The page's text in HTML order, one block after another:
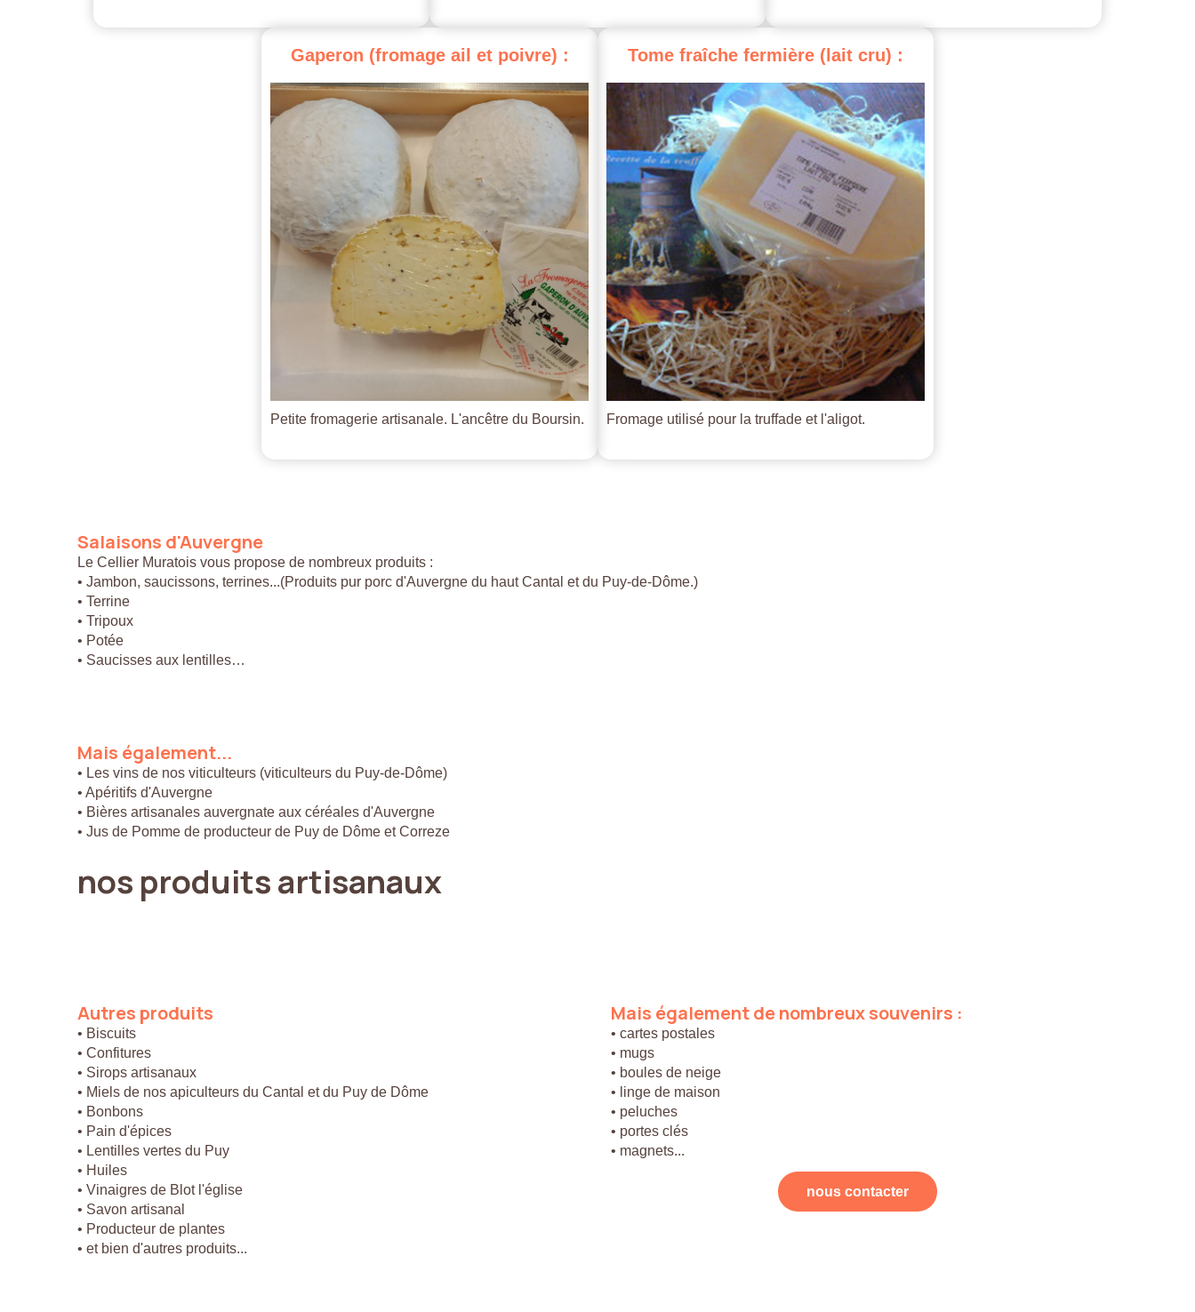
Gaperon (fromage ail et poivre) :
Petite fromagerie artisanale. L'ancêtre du Boursin.
Tome fraîche fermière (lait cru) :
Fromage utilisé pour la truffade et l'aligot.
Salaisons d'Auvergne
Le Cellier Muratois vous propose de nombreux produits :
• Jambon, saucissons, terrines...(Produits pur porc d'Auvergne du haut Cantal et du Puy-de-Dôme.)
• Terrine
• Tripoux
• Potée
• Saucisses aux lentilles…
Mais également...
• Les vins de nos viticulteurs (viticulteurs du Puy-de-Dôme)
• Apéritifs d'Auvergne
• Bières artisanales auvergnate aux céréales d'Auvergne
• Jus de Pomme de producteur de Puy de Dôme et Correze
nos produitsartisanaux
Autres produits
• Biscuits
• Confitures
• Sirops artisanaux
• Miels de nos apiculteurs du Cantal et du Puy de Dôme
• Bonbons
• Pain d'épices
• Lentilles vertes du Puy
• Huiles
• Vinaigres de Blot l'église
• Savon artisanal
• Producteur de plantes
• et bien d'autres produits...
Mais égalementdenombreuxsouvenirs :
• cartes postales
• mugs
• boules de neige
• linge de maison
• peluches
• portes clés
• magnets...
nous contacter